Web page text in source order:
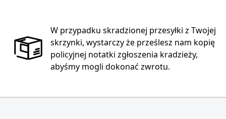
W przypadku skradzionej przesyłki z Twojej
skrzynki, wystarczy że prześlesz nam kopię
policyjnej notatki zgłoszenia kradzieży,
abyśmy mogli dokonać zwrotu.